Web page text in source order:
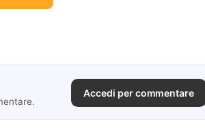
Accedi per commentare